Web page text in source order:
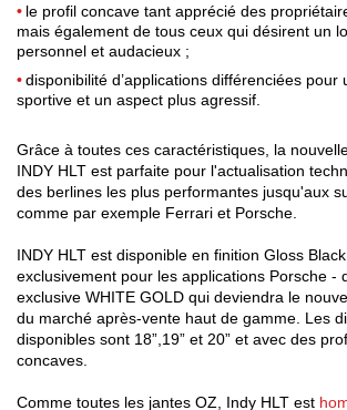
le profil concave tant apprécié des
mais également de tous ceux qui désirent un
personnel et audacieux ;
disponibilité d’applications différenciées pour
sportive et un aspect plus agressif.
Grâce à toutes ces caractéristiques, la
INDY HLT est parfaite pour l'actualisation
des berlines les plus performantes jusqu'aux
comme par exemple Ferrari et Porsche.
INDY HLT est disponible en finition Gloss
exclusivement pour les applications Porsche -
exclusive WHITE GOLD qui deviendra le
du marché après-vente haut de gamme. Les
disponibles sont 18”,19” et 20” et avec des
concaves.
Comme toutes les jantes OZ, Indy HLT est